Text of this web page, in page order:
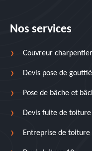
Nos services
Couvreur
Devis pose de
Pose de bâche et
Devis fuite de toiture
Entreprise de toiture